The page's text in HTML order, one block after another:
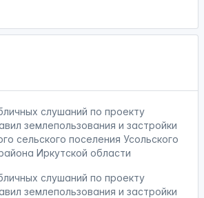
слушаний по проекту
землепользования и застройки
сельского поселения Усольского
Иркутской области
слушаний по проекту
землепользования и застройки